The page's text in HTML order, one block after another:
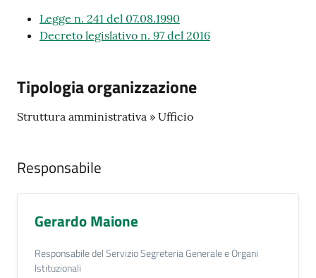
Legge n. 241 del 07.08.1990
Decreto legislativo n. 97 del 2016
Tipologia organizzazione
Struttura amministrativa » Ufficio
Responsabile
Gerardo Maione
Responsabile del Servizio Segreteria Generale e Organi
Istituzionali